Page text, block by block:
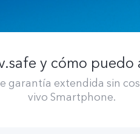
y cómo
garantía extendida sin
vivo Smartphone.